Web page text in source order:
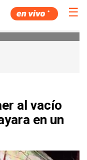
☰
al vacío
en un